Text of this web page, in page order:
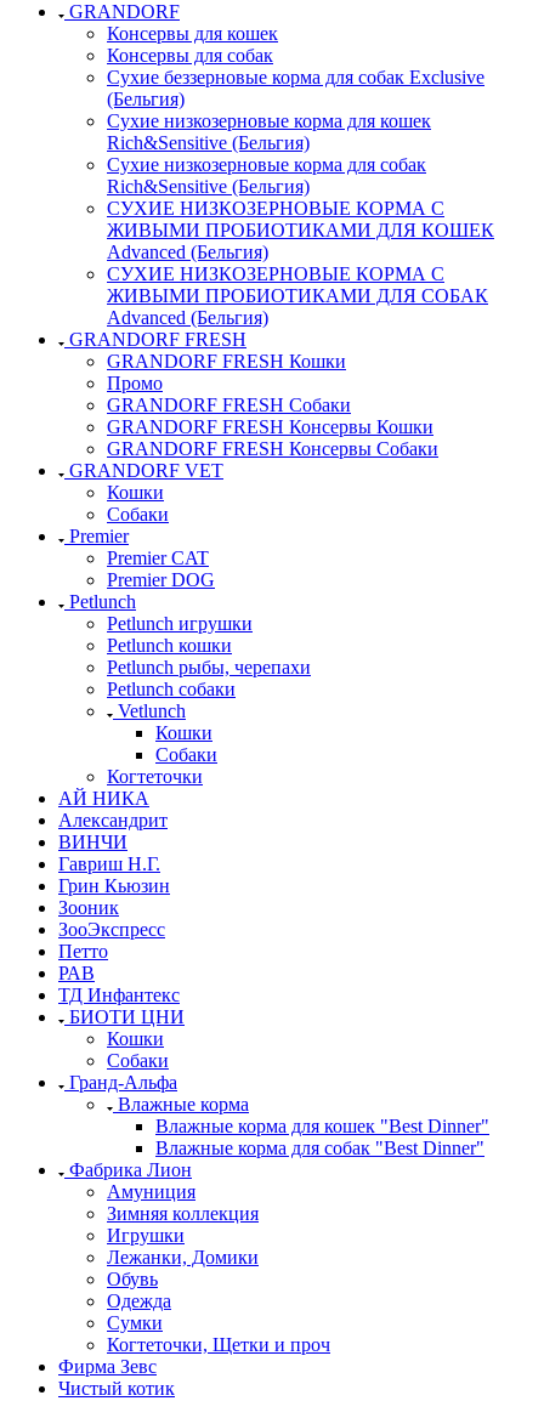
GRANDORF
Консервы для кошек
Консервы для собак
Сухие беззерновые корма для собак Exclusive
(Бельгия)
Сухие низкозерновые корма для кошек
Rich&Sensitive (Бельгия)
Сухие низкозерновые корма для собак
Rich&Sensitive (Бельгия)
СУХИЕ НИЗКОЗЕРНОВЫЕ КОРМА С
ЖИВЫМИ ПРОБИОТИКАМИ ДЛЯ КОШЕК
Advanced (Бельгия)
СУХИЕ НИЗКОЗЕРНОВЫЕ КОРМА С
ЖИВЫМИ ПРОБИОТИКАМИ ДЛЯ СОБАК
Advanced (Бельгия)
GRANDORF FRESH
GRANDORF FRESH Кошки
Промо
GRANDORF FRESH Собаки
GRANDORF FRESH Консервы Кошки
GRANDORF FRESH Консервы Собаки
GRANDORF VET
Кошки
Собаки
Premier
Premier CAT
Premier DOG
Petlunch
Petlunch игрушки
Petlunch кошки
Petlunch рыбы, черепахи
Petlunch собаки
Vetlunch
Кошки
Собаки
Когтеточки
АЙ НИКА
Александрит
ВИНЧИ
Гавриш Н.Г.
Грин Кьюзин
Зооник
ЗооЭкспресс
Петто
РАВ
ТД Инфантекс
БИОТИ ЦНИ
Кошки
Собаки
Гранд-Альфа
Влажные корма
Влажные корма для кошек "Best Dinner"
Влажные корма для собак "Best Dinner"
Фабрика Лион
Амуниция
Зимняя коллекция
Игрушки
Лежанки, Домики
Обувь
Одежда
Сумки
Когтеточки, Щетки и проч
Фирма Зевс
Чистый котик